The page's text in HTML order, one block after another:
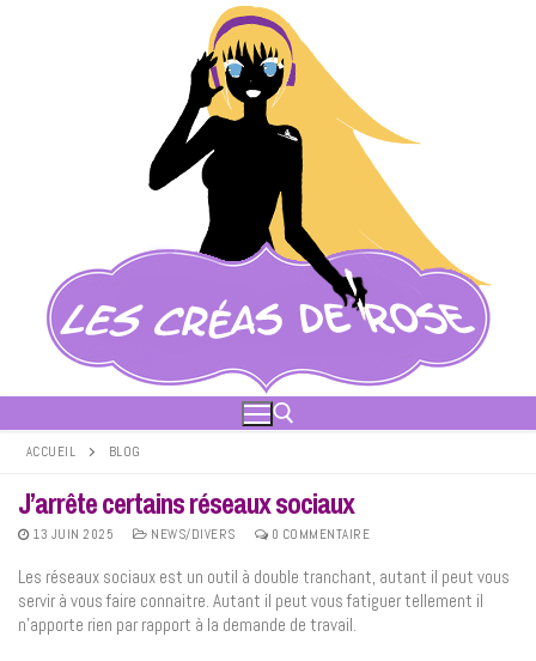
Rechercher :
ACCUEIL BLOG
J’arrête certains réseaux sociaux
13 JUIN 2025 NEWS/DIVERS 0 COMMENTAIRE
Les réseaux sociaux est un outil à double tranchant, autant il peut vous
servir à vous faire connaitre. Autant il peut vous fatiguer tellement il
n’apporte rien par rapport à la demande de travail.